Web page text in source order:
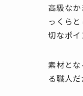
高級な
っくら
切なポイ
素材と
る職人